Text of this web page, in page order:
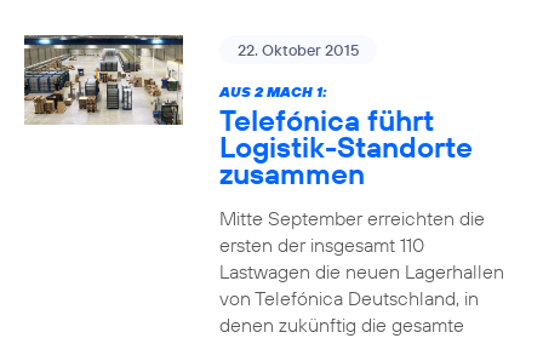
22. Oktober 2015
AUS 2 MACH 1:
Telefónica führt
Logistik-Standorte
zusammen
Mitte September erreichten die
ersten der insgesamt 110
Lastwagen die neuen Lagerhallen
von Telefónica Deutschland, in
denen zukünftig die gesamte